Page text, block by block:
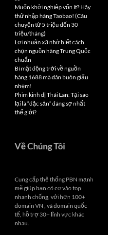
Muốn khởi nghiệp vốn ít? Hãy
thử nhập hàng Taobao! (Câu
chuyện từ 5 triệu đến 30
triệu/tháng)
Lợi nhuận x3 nhờ biết cách
chọn nguồn hàng Trung Quốc
chuẩn
Bí mật động trời về nguồn
hàng 1688 mà dân buôn giấu
nhẹm!
Phim kinh dị Thái Lan: Tại sao
lại là “đặc sản” đáng sợ nhất
thế giới?
Về Chúng Tôi
Cung cấp thệ thống PBN mạnh
mẽ giúp bạn có cơ vào top
nhanh chống, với hơn 100+
domain VN , và domain quốc
tế, hỗ trợ 30+ lĩnh vực khác
nhau.